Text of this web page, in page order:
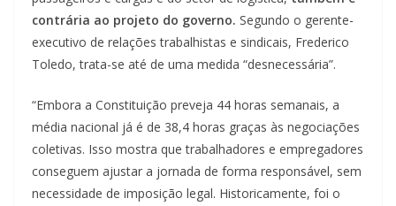
contrária ao projeto do governo. Segundo o gerente-
executivo de relações trabalhistas e sindicais, Frederico
Toledo, trata-se até de uma medida “desnecessária”.
“Embora a Constituição preveja 44 horas semanais, a
média nacional já é de 38,4 horas graças às negociações
coletivas. Isso mostra que trabalhadores e empregadores
conseguem ajustar a jornada de forma responsável, sem
necessidade de imposição legal. Historicamente, foi o